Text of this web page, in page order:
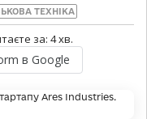
ТЕХНІКА
за: 4хв.
в Google